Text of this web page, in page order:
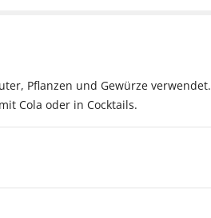
Pflanzen und Gewürze verwendet.
Cola oder in Cocktails.